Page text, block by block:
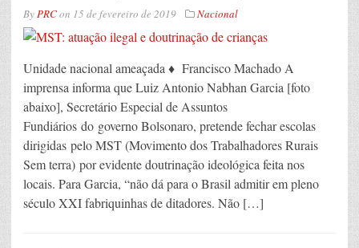
ByPRCon 15 de fevereiro de 2019 Nacional
Unidade nacional ameaçada ♦ Francisco Machado A
imprensa informa que Luiz Antonio Nabhan Garcia [foto
abaixo], Secretário Especial de Assuntos
Fundiários do governo Bolsonaro, pretende fechar escolas
dirigidas pelo MST (Movimento dos Trabalhadores Rurais
Sem terra) por evidente doutrinação ideológica feita nos
locais. Para Garcia, “não dá para o Brasil admitir em pleno
século XXI fabriquinhas de ditadores. Não […]